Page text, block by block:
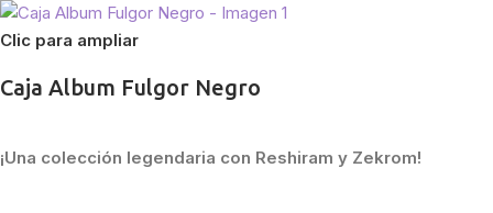
Clic para ampliar
Caja Album Fulgor Negro
¡Una colección legendaria con Reshiram y Zekrom!